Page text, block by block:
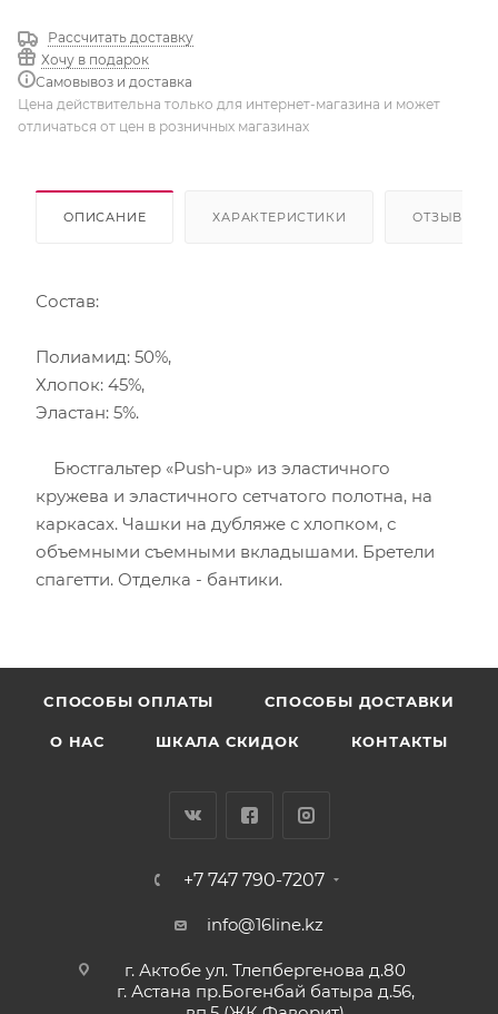
Рассчитать доставку
Хочу в подарок
Самовывоз и доставка
Цена действительна только для интернет-магазина и может
отличаться от цен в розничных магазинах
ОПИСАНИЕ ХАРАКТЕРИСТИКИ ОТЗЫВЫ
Состав:
Полиамид: 50%,
Хлопок: 45%,
Эластан: 5%.
Бюстгальтер «Push-up» из эластичного
кружева и эластичного сетчатого полотна, на
каркасах. Чашки на дубляже с хлопком, с
объемными съемными вкладышами. Бретели
спагетти. Отделка - бантики.
CПОСОБЫ ОПЛАТЫ СПОСОБЫ ДОСТАВКИ
О НАС ШКАЛА СКИДОК КОНТАКТЫ
+7 747 790-7207
info@16line.kz
г. Актобе ул. Тлепбергенова д.80
г. Астана пр.Богенбай батыра д.56,